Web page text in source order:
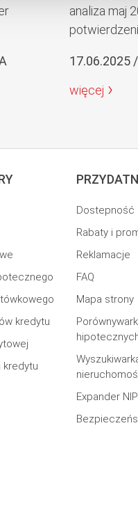
analiza maj
17.06.2025
więcej
kredytu
kredytu
Dostepność
Rabaty i
Reklamacje
FAQ
Mapa strony
Expander NIP